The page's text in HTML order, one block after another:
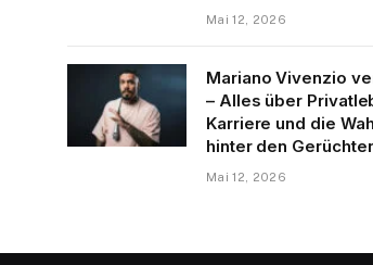
Mai 12, 2026
Mariano Vivenzio
– Alles über
Karriere und die
hinter den
Mai 12, 2026